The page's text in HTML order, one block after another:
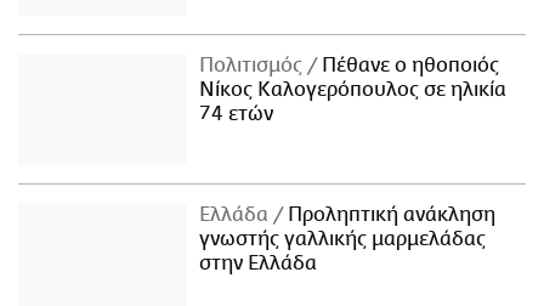
Πολιτισμός
Πέθανε ο ηθοποιός
Νίκος Καλογερόπουλος σε ηλικία
74 ετών
Ελλάδα
Προληπτική ανάκληση
γνωστής γαλλικής μαρμελάδας
στην Ελλάδα